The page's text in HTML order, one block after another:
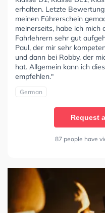
erhalten. Letzte
meinen Führerschein
meinerseits, habe ich mich
Fahrlehrern sehr gut
Paul, der mir sehr
und dann bei Robby, der
hat. Allgemein kann ich
empfehlen."
German
Request
87 people have